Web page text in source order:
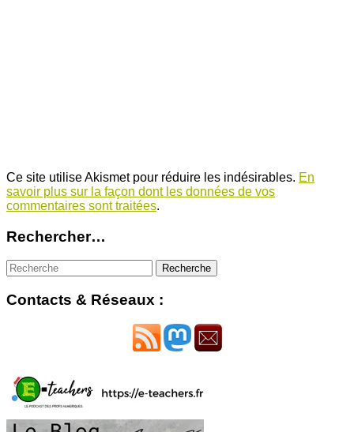
Ce site utilise Akismet pour réduire les indésirables. En
savoir plus sur la façon dont les données de vos
commentaires sont traitées.
Rechercher…
Contacts & Réseaux :